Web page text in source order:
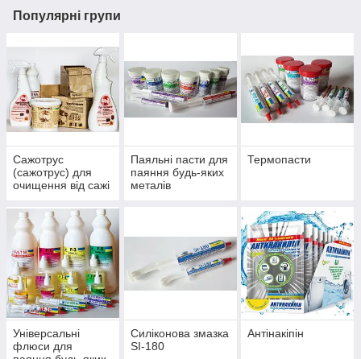
Популярні групи
Сажотрус
(сажотрус) для
очищення від сажі
камінах
Паяльні пасти для
паяння будь-яких
металів
Термопасти
Універсальні
флюси для
Силіконова змазка
SI-180
Антінакіпін